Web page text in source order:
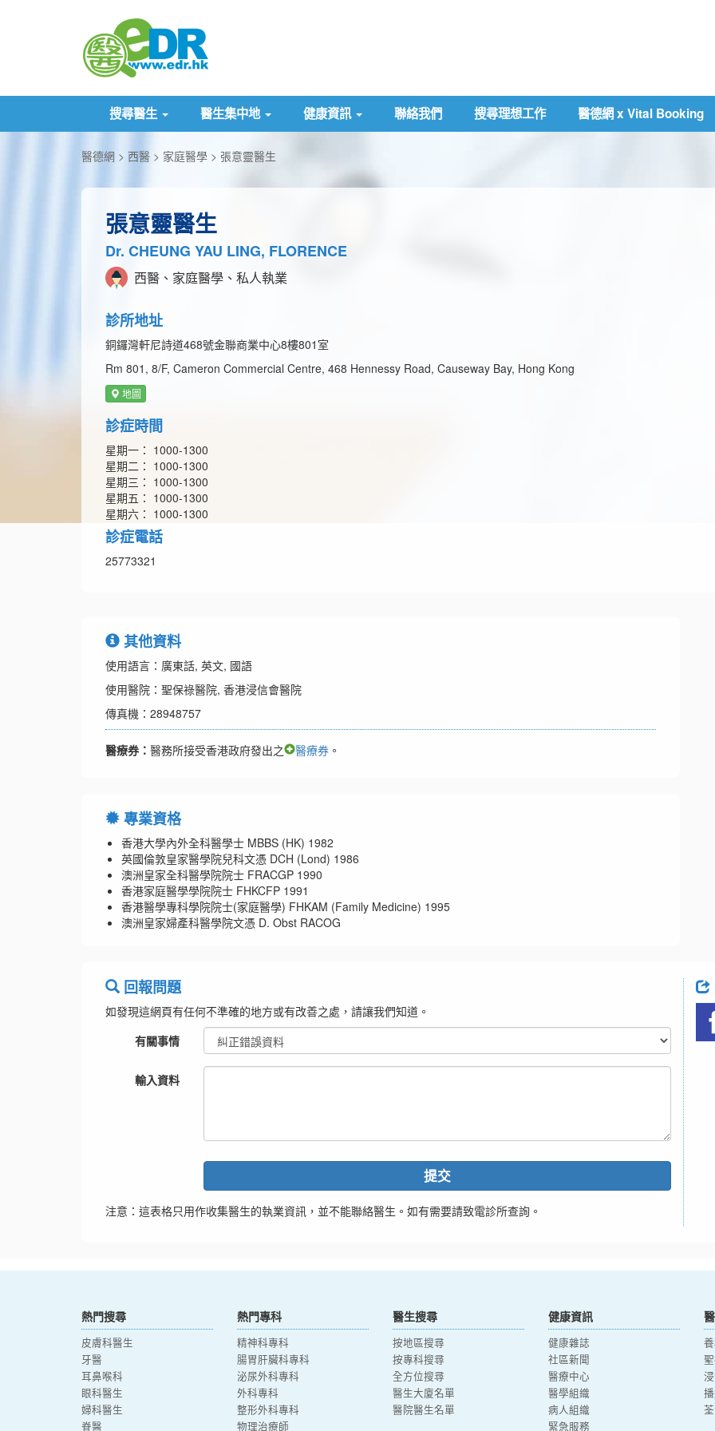
搜尋醫生 醫生集中地 健康資訊 聯絡我們 搜尋理想工作 醫德網 x Vital Booking
醫德網 西醫 家庭醫學 張意靈醫生
張意靈醫生
Dr. CHEUNG YAU LING, FLORENCE
西醫、家庭醫學、私人執業
診所地址
銅鑼灣軒尼詩道468號金聯商業中心8樓801室
Rm 801, 8/F, Cameron Commercial Centre, 468 Hennessy Road, Causeway Bay, Hong Kong
地圖
診症時間
星期一： 1000-1300
星期二： 1000-1300
星期三： 1000-1300
星期五： 1000-1300
星期六： 1000-1300
診症電話
25773321
其他資料
使用語言：廣東話, 英文, 國語
使用醫院：聖保祿醫院, 香港浸信會醫院
傳真機：28948757
醫療券： 醫務所接受香港政府發出之 醫療券 。
專業資格
香港大學內外全科醫學士 MBBS (HK) 1982
英國倫敦皇家醫學院兒科文憑 DCH (Lond) 1986
澳洲皇家全科醫學院院士 FRACGP 1990
香港家庭醫學學院院士 FHKCFP 1991
香港醫學專科學院院士(家庭醫學) FHKAM (Family Medicine) 1995
澳洲皇家婦產科醫學院文憑 D. Obst RACOG
回報問題
如發現這網頁有任何不準確的地方或有改善之處，請讓我們知道。
有關事情
輸入資料
提交
注意：這表格只用作收集醫生的執業資訊，並不能聯絡醫生。如有需要請致電診所查詢。
熱門搜尋
皮膚科醫生
牙醫
耳鼻喉科
眼科醫生
婦科醫生
脊醫
熱門專科
精神科專科
腸胃肝臟科專科
泌尿外科專科
外科專科
整形外科專科
物理治療師
醫生搜尋
按地區搜尋
按專科搜尋
全方位搜尋
醫生大廈名單
醫院醫生名單
健康資訊
健康雜誌
社區新聞
醫療中心
醫學組織
病人組織
緊急服務